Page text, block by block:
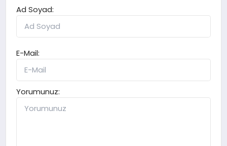
Ad Soyad:
E-Mail:
Yorumunuz: